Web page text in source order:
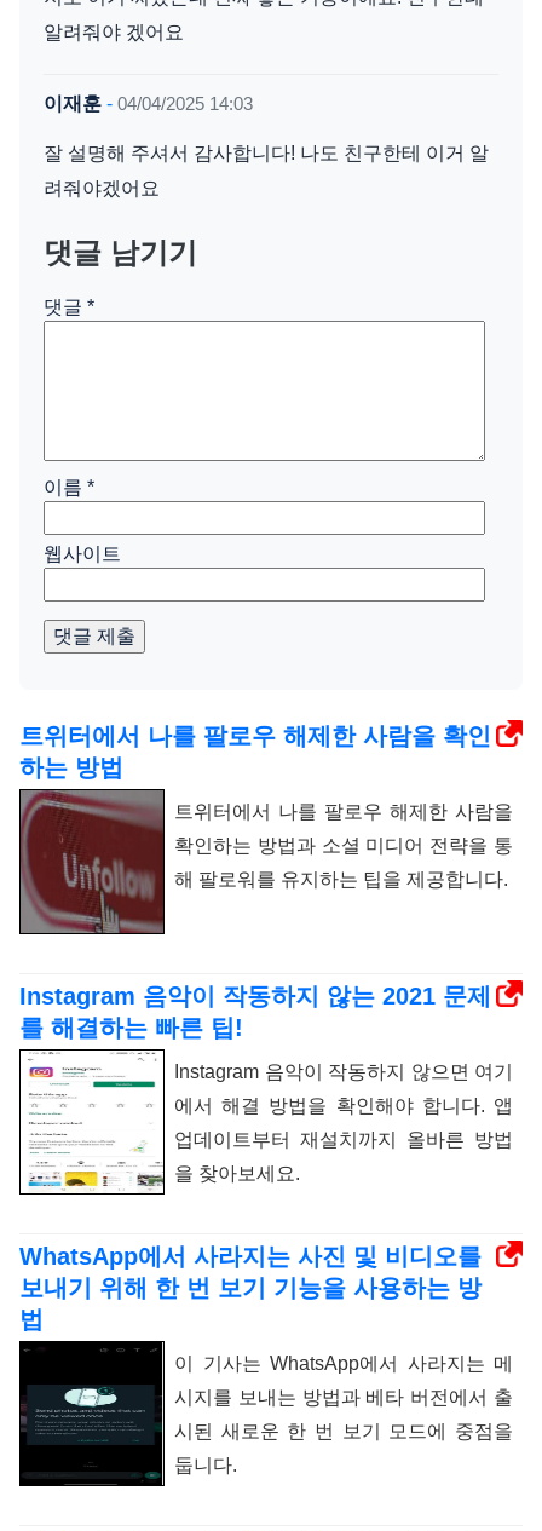
알려줘야 겠어요
이재훈 - 04/04/2025 14:03
잘 설명해 주셔서 감사합니다! 나도 친구한테 이거 알
려줘야겠어요
댓글 남기기
댓글 *
이름 *
웹사이트
댓글 제출
트위터에서 나를 팔로우 해제한 사람을 확인
하는 방법
트위터에서 나를 팔로우 해제한 사람을
확인하는 방법과 소셜 미디어 전략을 통
해 팔로워를 유지하는 팁을 제공합니다.
Instagram 음악이 작동하지 않는 2021 문제
를 해결하는 빠른 팁!
Instagram 음악이 작동하지 않으면 여기
에서 해결 방법을 확인해야 합니다. 앱
업데이트부터 재설치까지 올바른 방법
을 찾아보세요.
WhatsApp에서 사라지는 사진 및 비디오를
보내기 위해 한 번 보기 기능을 사용하는 방
법
이 기사는 WhatsApp에서 사라지는 메
시지를 보내는 방법과 베타 버전에서 출
시된 새로운 한 번 보기 모드에 중점을
둡니다.